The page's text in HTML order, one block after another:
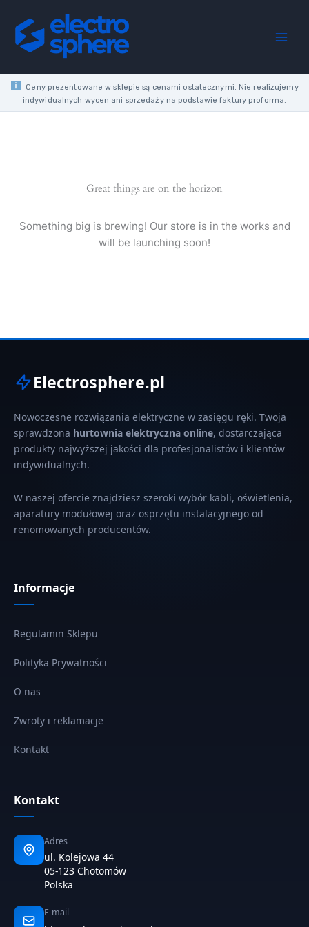
content
Ceny prezentowane w sklepie są cenami ostatecznymi. Nie realizujemy
indywidualnych wycen ani sprzedaży na podstawie faktury proforma.
Great things are on the horizon
Something big is brewing! Our store is in the works and
will be launching soon!
Electrosphere.pl
Nowoczesne rozwiązania elektryczne w zasięgu ręki. Twoja
sprawdzona hurtownia elektryczna online, dostarczająca
produkty najwyższej jakości dla profesjonalistów i klientów
indywidualnych.
W naszej ofercie znajdziesz szeroki wybór kabli, oświetlenia,
aparatury modułowej oraz osprzętu instalacyjnego od
renomowanych producentów.
Informacje
Regulamin Sklepu
Polityka Prywatności
O nas
Zwroty i reklamacje
Kontakt
Kontakt
Adres
ul. Kolejowa 44
05-123 Chotomów
Polska
E-mail